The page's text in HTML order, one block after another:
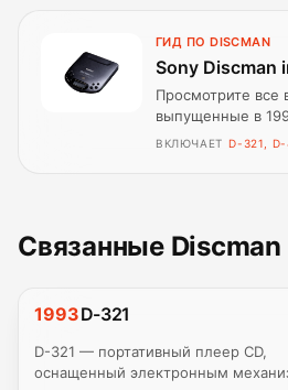
ГИД ПО DISCMAN
Sony Discman
Просмотрите все
выпущенные в
ВКЛЮЧАЕТ D-321, D-
Связанные Discman
1993D-321
D-321 — портативный плеер CD,
оснащенный электронным